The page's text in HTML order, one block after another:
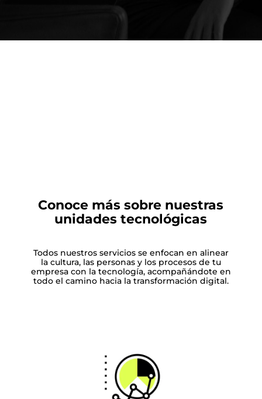
Conoce más sobre nuestras
unidades tecnológicas
Todos nuestros servicios se enfocan en alinear
la cultura, las personas y los procesos de tu
empresa con la tecnología, acompañándote en
todo el camino hacia la transformación digital.